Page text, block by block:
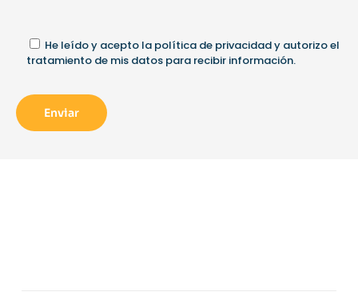
He leído y acepto la política de privacidady autorizo el
tratamiento de mis datos para recibir información.